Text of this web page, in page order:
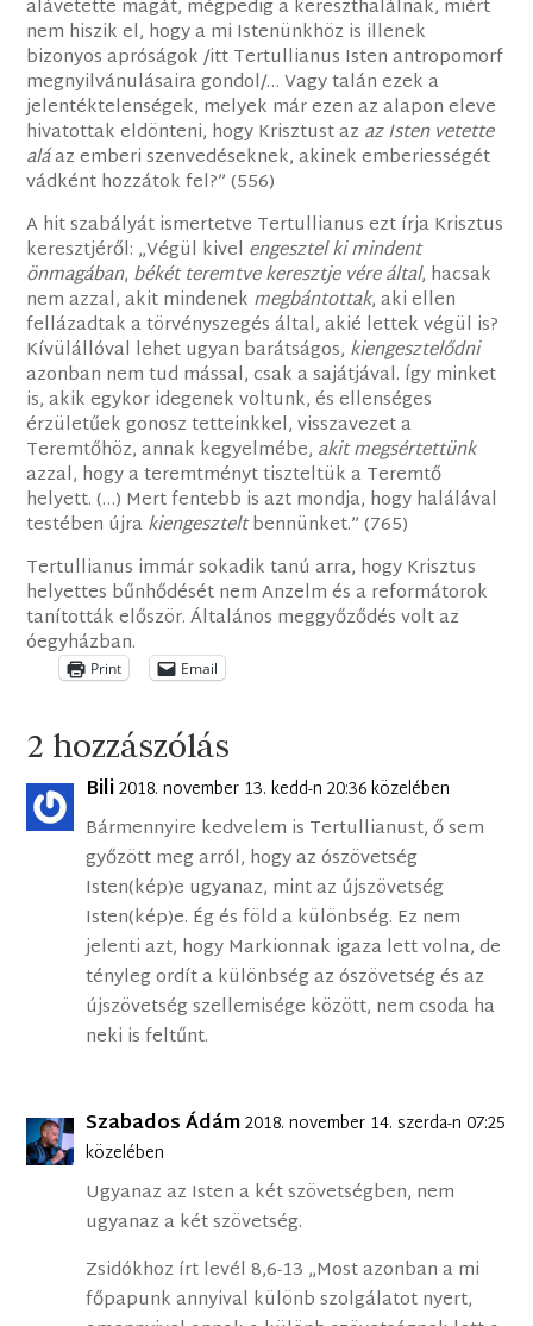
alávetette magát, mégpedig a kereszthalálnak, miért
nem hiszik el, hogy a mi Istenünkhöz is illenek
bizonyos apróságok /itt Tertullianus Isten antropomorf
megnyilvánulásaira gondol/… Vagy talán ezek a
jelentéktelenségek, melyek már ezen az alapon eleve
hivatottak eldönteni, hogy Krisztust az az Isten vetette
aláaz emberi szenvedéseknek, akinek emberiességét
vádként hozzátok fel?” (556)
A hit szabályát ismertetve Tertullianus ezt írja Krisztus
keresztjéről: „Végül kivel engesztel ki mindent
önmagában, békét teremtve keresztje vére által, hacsak
nem azzal, akit mindenek megbántottak, aki ellen
fellázadtak a törvényszegés által, akié lettek végül is?
Kívülállóval lehet ugyan barátságos, kiengesztelődni
azonban nem tud mással, csak a sajátjával. Így minket
is, akik egykor idegenek voltunk, és ellenséges
érzületűek gonosz tetteinkkel, visszavezet a
Teremtőhöz, annak kegyelmébe, akit megsértettünk
azzal, hogy a teremtményt tiszteltük a Teremtő
helyett. (…) Mert fentebb is azt mondja, hogy halálával
testében újrakiengeszteltbennünket.” (765)
Tertullianus immár sokadik tanú arra, hogy Krisztus
helyettes bűnhődését nem Anzelm és a reformátorok
tanították először. Általános meggyőződés volt az
óegyházban.
Print Email
2 hozzászólás
Bili2018. november 13. kedd-n 20:36 közelében
Bármennyire kedvelem is Tertullianust, ő sem
győzött meg arról, hogy az ószövetség
Isten(kép)e ugyanaz, mint az újszövetség
Isten(kép)e. Ég és föld a különbség. Ez nem
jelenti azt, hogy Markionnak igaza lett volna, de
tényleg ordít a különbség az ószövetség és az
újszövetség szellemisége között, nem csoda ha
neki is feltűnt.
Szabados Ádám2018. november 14. szerda-n 07:25
közelében
Ugyanaz az Isten a két szövetségben, nem
ugyanaz a két szövetség.
Zsidókhoz írt levél 8,6-13 „Most azonban a mi
főpapunk annyival különb szolgálatot nyert,